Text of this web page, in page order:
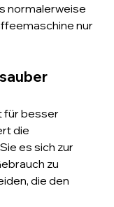
normalerweise
nur
für besser
die
es sich zur
zu
die den